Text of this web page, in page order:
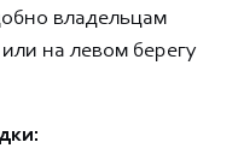
владельцам
на левом берегу